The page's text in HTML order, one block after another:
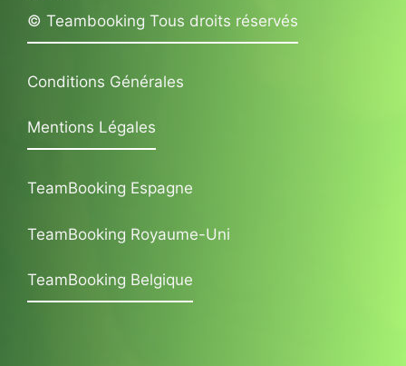
© Teambooking Tous droits réservés
Conditions Générales
Mentions Légales
TeamBooking Espagne
TeamBooking Royaume-Uni
TeamBooking Belgique